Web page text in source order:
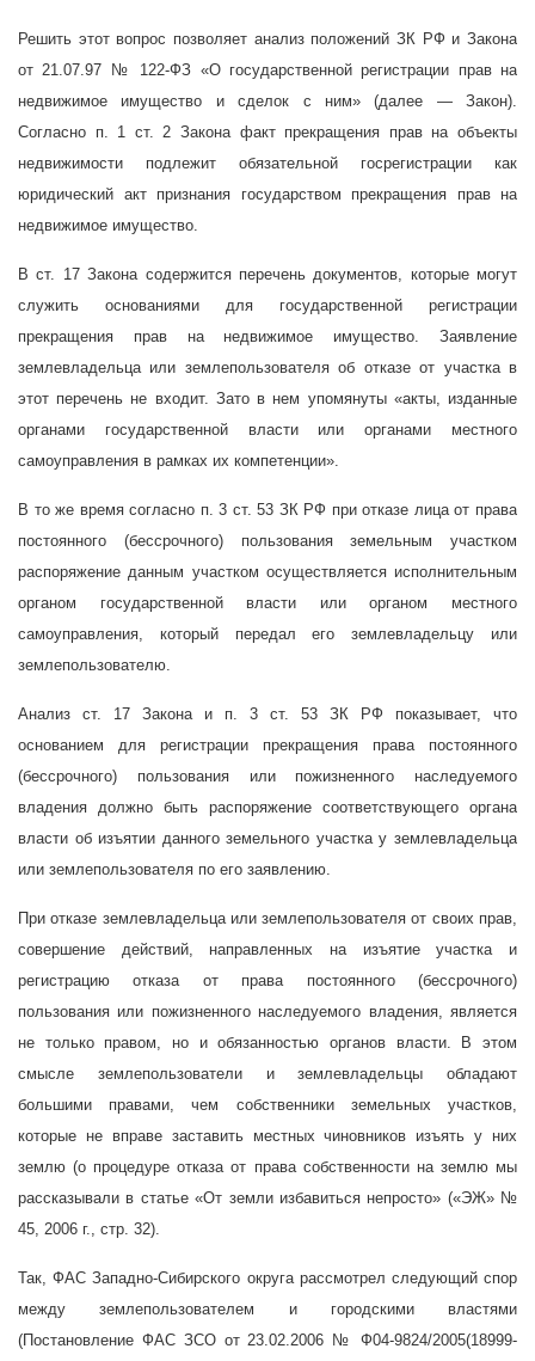
Решить этот вопрос позволяет анализ положений ЗК РФ и Закона
от 21.07.97 № 122-ФЗ «О государственной регистрации прав на
недвижимое имущество и сделок с ним» (далее — Закон).
Согласно п. 1 ст. 2 Закона факт прекращения прав на объекты
недвижимости подлежит обязательной госрегистрации как
юридический акт признания государством прекращения прав на
недвижимое имущество.
В ст. 17 Закона содержится перечень документов, которые могут
служить основаниями для государственной регистрации
прекращения прав на недвижимое имущество. Заявление
землевладельца или землепользователя об отказе от участка в
этот перечень не входит. Зато в нем упомянуты «акты, изданные
органами государственной власти или органами местного
самоуправления в рамках их компетенции».
В то же время согласно п. 3 ст. 53 ЗК РФ при отказе лица от права
постоянного (бессрочного) пользования земельным участком
распоряжение данным участком осуществляется исполнительным
органом государственной власти или органом местного
самоуправления, который передал его землевладельцу или
землепользователю.
Анализ ст. 17 Закона и п. 3 ст. 53 ЗК РФ показывает, что
основанием для регистрации прекращения права постоянного
(бессрочного) пользования или пожизненного наследуемого
владения должно быть распоряжение соответствующего органа
власти об изъятии данного земельного участка у землевладельца
или землепользователя по его заявлению.
При отказе землевладельца или землепользователя от своих прав,
совершение действий, направленных на изъятие участка и
регистрацию отказа от права постоянного (бессрочного)
пользования или пожизненного наследуемого владения, является
не только правом, но и обязанностью органов власти. В этом
смысле землепользователи и землевладельцы обладают
большими правами, чем собственники земельных участков,
которые не вправе заставить местных чиновников изъять у них
землю (о процедуре отказа от права собственности на землю мы
рассказывали в статье «От земли избавиться непросто» («ЭЖ» №
45, 2006 г., стр. 32).
Так, ФАС Западно-Сибирского округа рассмотрел следующий спор
между землепользователем и городскими властями
(Постановление ФАС ЗСО от 23.02.2006 № Ф04-9824/2005(18999-